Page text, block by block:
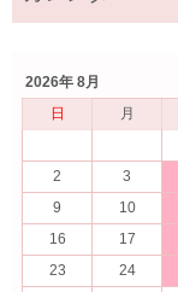
2026年 8月
日
月
2
3
9
10
16
17
23
24